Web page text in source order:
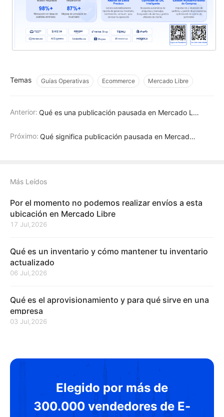
Temas Guías Operativas Ecommerce Mercado Libre
Anterior: Qué es una publicación pausada en Mercado Libre
Próximo: Qué significa publicación pausada en Mercado Libre
Más Leídos
Por el momento no podemos realizar envíos a esta
ubicación en Mercado Libre
17 Jul,2026
Qué es un inventario y cómo mantener tu inventario
actualizado
06 Jul,2026
Qué es el aprovisionamiento y para qué sirve en una
empresa
03 Jul,2026
Elegido por más de
300.000 vendedores de E-